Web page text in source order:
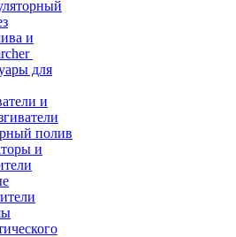
и
для
и
полив
и